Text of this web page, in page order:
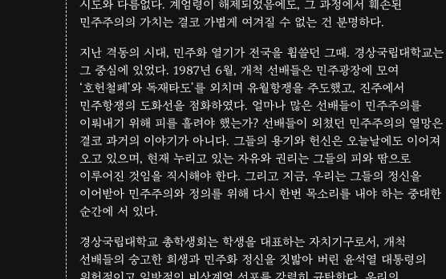
시도와 다름없다. 계엄령이 해제되었음에도, 그 과정에서 훼손된
민주주의의 가치는 결코 가볍게 여겨질 수 없는 건 분명하다.
지난 격동의 시대, 민주화 열기가 전국을 휩쓸던 그때. 경상국립대학교는
그 중심에 있었다. 1987년 6월, 개척 선배들은 민주광장에 모여
‘호헌철폐’와 독재타도’를 외치며 유월항쟁을 주도했고, 진주에서
민주항쟁의 도화선을 점화하였다. 얼마나 많은 선배들이 민주주의를
이뤄내기 위해 피를 흘려야 했는가? 선배들이 외쳤던 민주주의의 열망은
결코 과거의 이야기가 아니다. 그들의 용기와 헌신은 오늘날에도 이어져
오고 있으며, 현재 누리고 있는 자유와 권리는 그들의 피와 땀으로
이루어진 것임을 직시해야 한다. 그리고 지금, 우리는 그들의 정신을
이어받아 민주주의와 정의를 위해 다시 한번 목소리를 내야 하는 중대한
순간에 서 있다.
경상국립대학교 총학생회는 학생을 대표하는 자치기구로서, 개척
선배들의 숭고한 희생과 민주화 정신을 짓밟아 버린 윤석열 대통령의